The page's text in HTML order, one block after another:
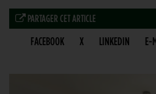
PARTAGER CET ARTICLE
FACEBOOK X LINKEDIN E-